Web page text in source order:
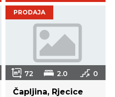
PRODAJA
72 2.0 0
Čapljina, Rjecice